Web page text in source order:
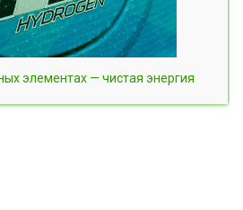
элементах — чистая энергия